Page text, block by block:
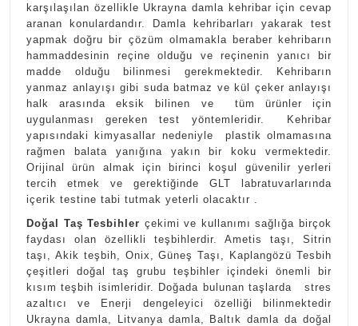
karşılaşılan özellikle Ukrayna damla kehribar için cevap
aranan konulardandır. Damla kehribarları yakarak test
yapmak doğru bir çözüm olmamakla beraber kehribarın
hammaddesinin reçine olduğu ve reçinenin yanıcı bir
madde olduğu bilinmesi gerekmektedir. Kehribarın
yanmaz anlayışı gibi suda batmaz ve kül çeker anlayışı
halk arasında eksik bilinen ve tüm ürünler için
uygulanması gereken test yöntemleridir. Kehribar
yapısındaki kimyasallar nedeniyle plastik olmamasına
rağmen balata yanığına yakın bir koku vermektedir.
Orijinal ürün almak için birinci koşul güvenilir yerleri
tercih etmek ve gerektiğinde GLT labratuvarlarında
içerik testine tabi tutmak yeterli olacaktır .
Doğal Taş Tesbihler çekimi ve kullanımı sağlığa birçok
faydası olan özellikli teşbihlerdir. Ametis taşı, Sitrin
taşı, Akik teşbih, Onix, Güneş Taşı, Kaplangözü Tesbih
çeşitleri doğal taş grubu teşbihler içindeki önemli bir
kısım teşbih isimleridir. Doğada bulunan taşlarda stres
azaltıcı ve Enerji dengeleyici özelliği bilinmektedir
Ukrayna damla, Litvanya damla, Baltık damla da doğal